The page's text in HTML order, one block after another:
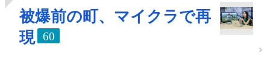
被爆前の町、マイクラで再
現
60